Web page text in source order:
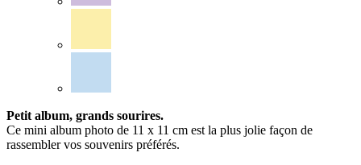
Petit album, grands sourires.
Ce mini album photo de 11 x 11 cm est la plus jolie façon de
rassembler vos souvenirs préférés.